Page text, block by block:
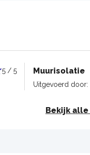
5 / 5
Muurisolatie
Uitgevoerd door:
Bekijk